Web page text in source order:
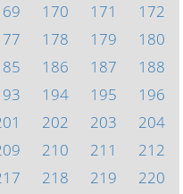
170 171
172
178 179
180
186 187
188
194 195
196
202 203
204
210 211
212
218 219
220